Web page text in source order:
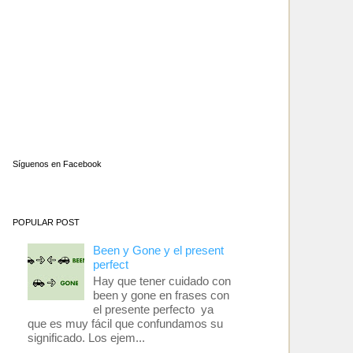
Síguenos en Facebook
POPULAR POST
Been y Gone y el present
perfect
Hay que tener cuidado con
been y gone en frases con
el presente perfecto ya
que es muy fácil que confundamos su
significado. Los ejem...